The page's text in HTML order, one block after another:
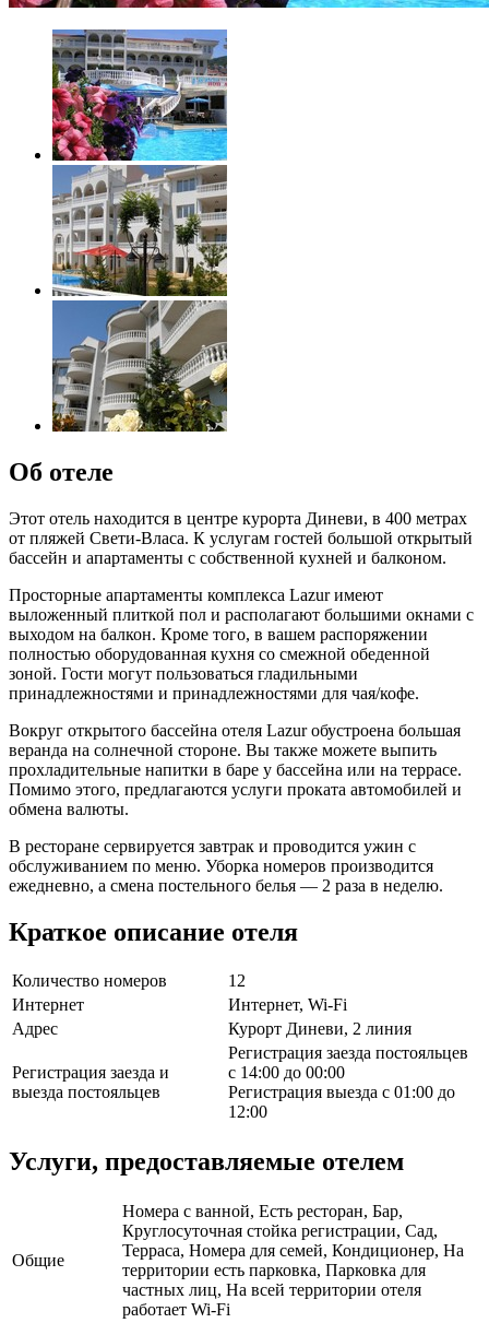
Об отеле
Этот отель находится в центре курорта Диневи, в 400 метрах
от пляжей Свети-Власа. К услугам гостей большой открытый
бассейн и апартаменты с собственной кухней и балконом.
Просторные апартаменты комплекса Lazur имеют
выложенный плиткой пол и располагают большими окнами с
выходом на балкон. Кроме того, в вашем распоряжении
полностью оборудованная кухня со смежной обеденной
зоной. Гости могут пользоваться гладильными
принадлежностями и принадлежностями для чая/кофе.
Вокруг открытого бассейна отеля Lazur обустроена большая
веранда на солнечной стороне. Вы также можете выпить
прохладительные напитки в баре у бассейна или на террасе.
Помимо этого, предлагаются услуги проката автомобилей и
обмена валюты.
В ресторане сервируется завтрак и проводится ужин с
обслуживанием по меню. Уборка номеров производится
ежедневно, а смена постельного белья — 2 раза в неделю.
Краткое описание отеля
Количество номеров
12
Интернет
Интернет, Wi-Fi
Адрес
Курорт Диневи, 2 линия
Регистрация заезда и
выезда постояльцев
Регистрация заезда постояльцев
с 14:00 до 00:00
Регистрация выезда с 01:00 до
12:00
Услуги, предоставляемые отелем
Общие
Номера с ванной, Есть ресторан, Бар,
Круглосуточная стойка регистрации, Сад,
Терраса, Номера для семей, Кондиционер, На
территории есть парковка, Парковка для
частных лиц, На всей территории отеля
работает Wi-Fi